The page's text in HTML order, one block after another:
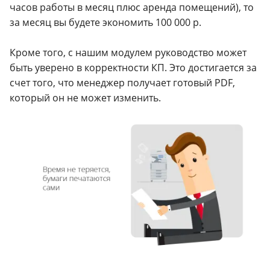
часов работы в месяц плюс аренда помещений), то
за месяц вы будете экономить 100 000 р.
Кроме того, с нашим модулем руководство может
быть уверено в корректности КП. Это достигается за
счет того, что менеджер получает готовый PDF,
который он не может изменить.